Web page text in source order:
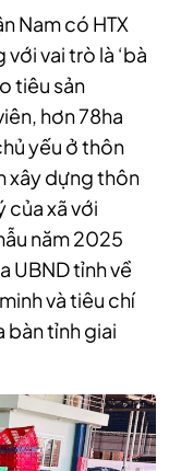
Nam có HTX
vai trò là ‘bà
tiêu sản
hơn 78ha
yếu ở thôn
xây dựng thôn
của xã với
năm 2025
UBND tỉnh về
và tiêu chí
bàn tỉnh giai